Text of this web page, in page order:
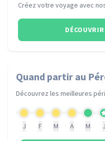
Créez votre voyage avec
Quand partir au
Découvrez les meilleures
J F M A M J